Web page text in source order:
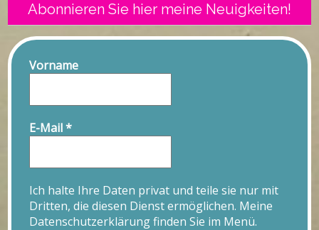
Abonnieren Sie hier meine Neuigkeiten!
Vorname
E-Mail*
Ich halte Ihre Daten privat und teile sie nur mit
Dritten, die diesen Dienst ermöglichen. Meine
Datenschutzerklärung finden Sie im Menü.